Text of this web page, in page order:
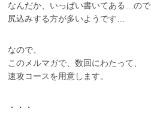
なんだか、いっぱい書いてある…ので
尻込みする方が多いようです…
なので、
このメルマガで、数回にわたって、
速攻コースを用意します。
・・・